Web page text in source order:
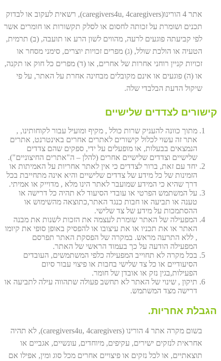
אתר 4 הורינו(caregivers4u, 4caregivers), רשאית לעקוב או לבדוק
תכנים ושומרת על זכותה לחסום או לסלק תקשורות או חומרים אשר
לפי קביעתה פוגעים לרעה, מהווים לשון הרע או תועבה, (ב) תרמית,
הטעיה או הולכת שולל, (ג) מפרים זכויות יוצרים, סימני מסחר או
זכויות קניין רוחני אחרות של אחרים, או (ד) מפרים כל חוק או תקנה,
או (ה) פוגעים או אינם מקובלים מבחינה אחרת על האתר, על פי
שיקול הדעת הבלבדי שלה.
קישורים לצדדים שלישיים
מתוך כוונה להעניק שרות כולל , מקיף ומועיל עבור לקוחותינו, ,
אתר זה עשוי לכלול קישורים לאתרים אחרים באינטרנט, אתרים
הנמצאים בבעלות, או מופעלים על ידי, ספקים שהם צדדים
שלישיים וצדדים שלישיים אחרים (להלן – ה"אתרים החיצוניים").
יחד עם זאת, ברור לצדדים כי אין לאתר אחריות על האמיתות או
הזמינות של כל מידע של צדדים שלישיים והיא אינה מתחייבת בכל
דרך שהיא כי המידע שמועבר לאתר הינו מלא , מדוייק או אמיתי.
על המשתמש הפרטי או עובדי הסיעוד לא תהיה כל דרישה או
טענה או תביעה או חבות כנגד האתר,כתוצאה מהשימוש או
ההסתמכות על מידע של צד שלישי.
המפעילה של האתר שומרת לעצמה את הזכות לשנות את מבנה
האתר או את תכניו או את עיצובו או להפסיק באופן סופי את קיומו
, ללא התרעה מראש. במקרה של הפסקת האתר תפרסם
המפעילה הודעה על כך בעמוד הראשי של האתר.
בכל מקרה לא תחוייב המפעילה כלפי המשתמשים, העובדים
הסיעודיים או כל צד שלישי בחבות או פיצוי עבור סיום
הפעילות,בגין נזק או אובדן של חומר.
תיקון , שינוי של האתר לא תחשב פעולה שתהווה עילה לתביעה או
דרישה מצד המשתמש.
הגבלת אחריות.
בשום מקרה אתר 4 הורינו (caregivers4u, 4caregivers), לא תהיה
אחראית לנזקים ישירים, עקיפים, מיוחדים, עונשיים, אגביים או
תוצאתיים, או לכל נזקים או פיצויים אחרים מכל סוג ומין, אפילו אם